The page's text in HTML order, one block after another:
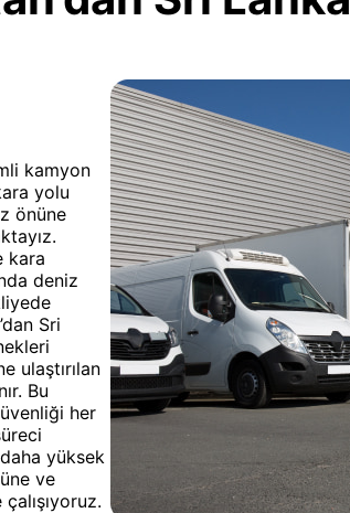
kamyon
yolu
önüne
kara
deniz
Sri
ulaştırılan
Bu
her
yüksek
ve